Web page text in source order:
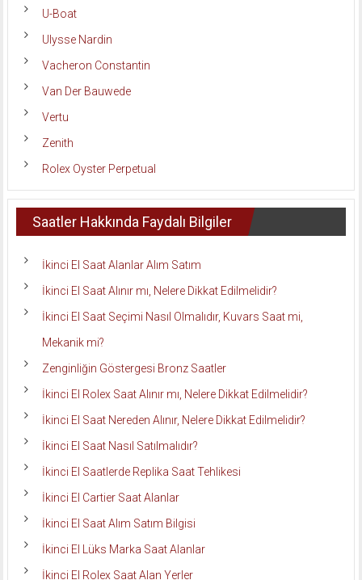
U-Boat
Ulysse Nardin
Vacheron Constantin
Van Der Bauwede
Vertu
Zenith
Rolex Oyster Perpetual
Saatler Hakkında Faydalı Bilgiler
İkinci El Saat Alanlar Alım Satım
İkinci El Saat Alınır mı, Nelere Dikkat Edilmelidir?
İkinci El Saat Seçimi Nasıl Olmalıdır, Kuvars Saat mi,
Mekanik mi?
Zenginliğin Göstergesi Bronz Saatler
İkinci El Rolex Saat Alınır mı, Nelere Dikkat Edilmelidir?
İkinci El Saat Nereden Alınır, Nelere Dikkat Edilmelidir?
İkinci El Saat Nasıl Satılmalıdır?
İkinci El Saatlerde Replika Saat Tehlikesi
İkinci El Cartier Saat Alanlar
İkinci El Saat Alım Satım Bilgisi
İkinci El Lüks Marka Saat Alanlar
İkinci El Rolex Saat Alan Yerler